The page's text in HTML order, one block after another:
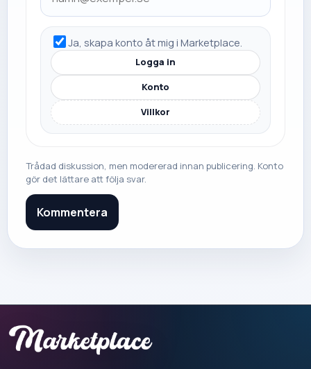
Ja, skapa konto åt mig i Marketplace.
Logga in
Konto
Villkor
Trådad diskussion, men modererad innan publicering. Konto
gör det lättare att följa svar.
Kommentera